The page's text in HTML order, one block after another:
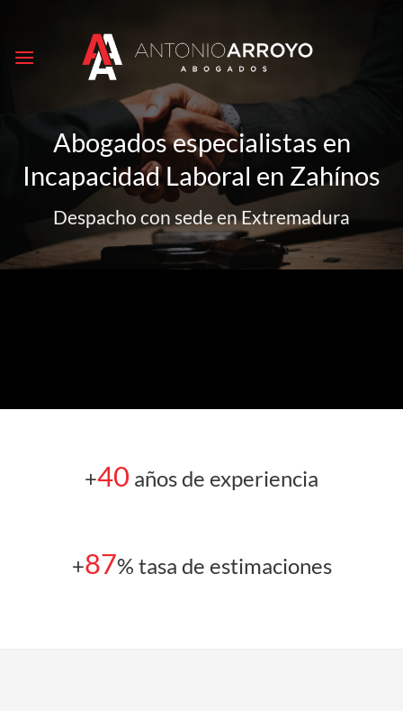
contenido
Abogados especialistas en
Incapacidad Laboral en Zahínos
Despacho con sede en Extremadura
+40 años de experiencia
+87% tasa de estimaciones